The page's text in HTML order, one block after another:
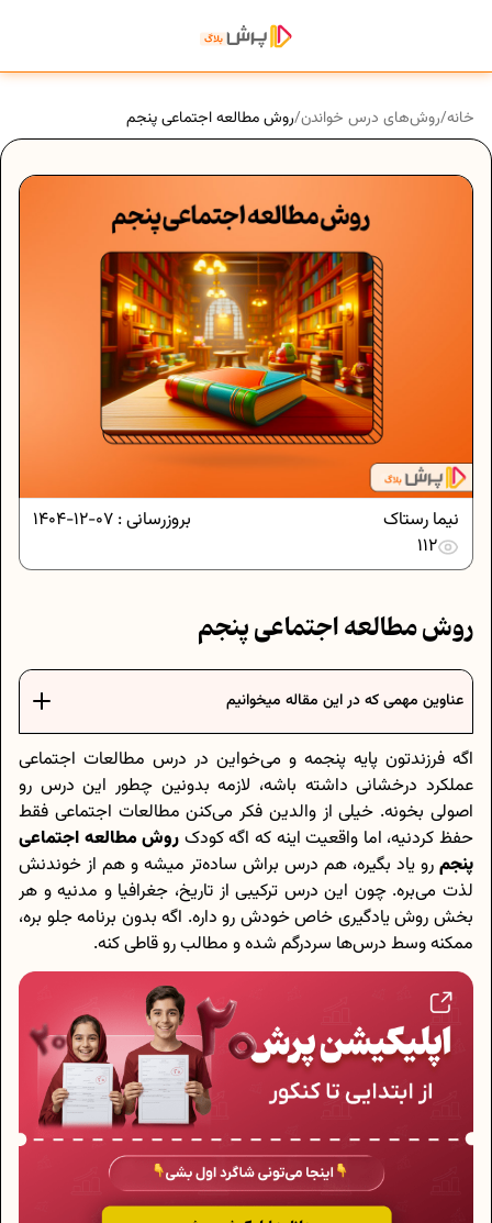
خانه/روش‌های درس خواندن/روش مطالعه اجتماعی پنجم
بروزرسانی : 07-12-1404
نیما رستاک
112
روش مطالعه اجتماعی پنجم
عناوین مهمی که در این مقاله میخوانیم
اگه فرزندتون پایه پنجمه و می‌خواین در درس مطالعات اجتماعی
عملکرد درخشانی داشته باشه، لازمه بدونین چطور این درس رو
اصولی بخونه. خیلی از والدین فکر می‌کنن مطالعات اجتماعی فقط
حفظ کردنیه، اما واقعیت اینه که اگه کودک روش مطالعه اجتماعی
پنجم رو یاد بگیره، هم درس براش ساده‌تر میشه و هم از خوندنش
لذت می‌بره. چون این درس ترکیبی از تاریخ، جغرافیا و مدنیه و هر
بخش روش یادگیری خاص خودش رو داره. اگه بدون برنامه جلو بره،
ممکنه وسط درس‌ها سردرگم شده و مطالب رو قاطی کنه.